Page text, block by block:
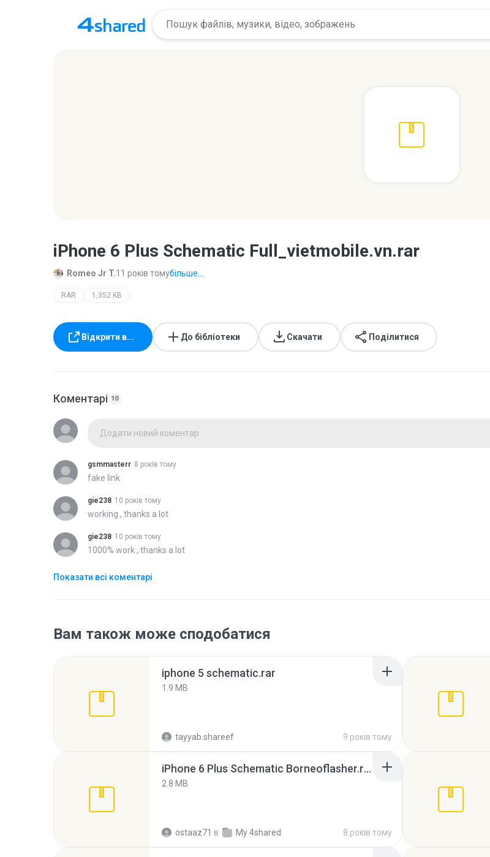
iPhone 6 Plus Schematic Full_vietmobile.vn.rar
Romeo Jr T.11 років томубільше...
RAR 1,352 KB
Відкрити в... До бібліотеки Скачати Поділитися
Коментарі 10
Додати новий коментар
gsmmasterr 8 років тому
fake link
gie238 10 років тому
working ,.thanks a lot
gie238 10 років тому
1000% work ,.thanks a lot
Показати всі коментарі
Вам також може сподобатися
iphone 5 schematic.rar
1.9 MB
tayyab.shareef 9 років тому
iPhone 6 Plus Schematic Borneoflasher.rar
2.8 MB
ostaaz71 в My 4shared 8 років тому